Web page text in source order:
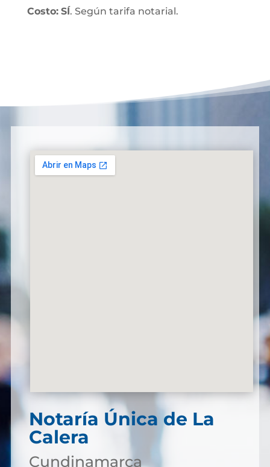
Costo: SÍ. Según tarifa notarial.
Notaría Única de La
Calera
Cundinamarca